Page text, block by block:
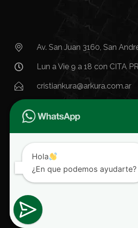
Av. San Juan 3160, San
Lun a Vie 9 a 18 con CITA
cristiankura@arkura.com.ar
Hola
¿En que podemos ayudarte?